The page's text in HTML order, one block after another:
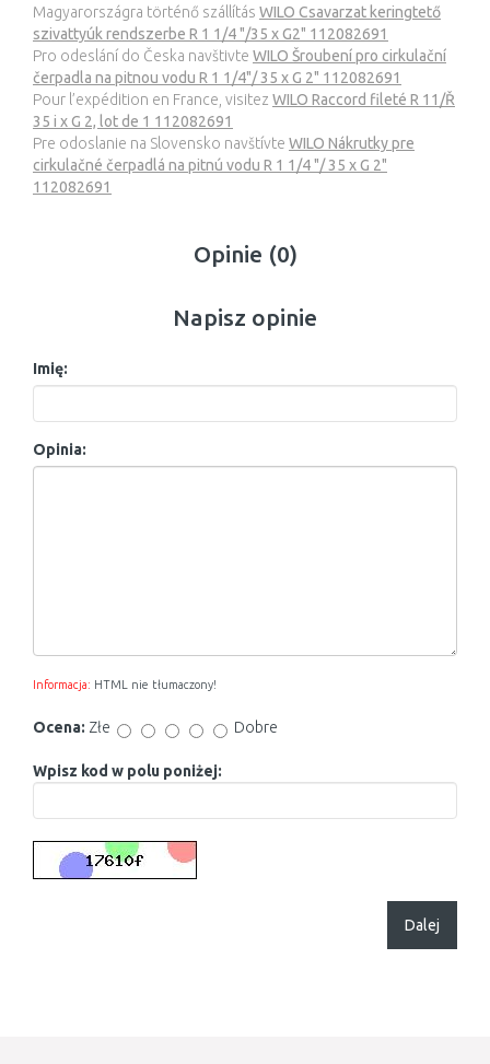
Magyarországra történő szállítás WILO Csavarzat keringtető
szivattyúk rendszerbe R 1 1/4 "/35 x G2" 112082691
Pro odeslání do Česka navštivte WILO Šroubení pro cirkulační
čerpadla na pitnou vodu R 1 1/4"/ 35 x G 2" 112082691
Pour l’expédition en France, visitez WILO Raccord fileté R 11/Ř
35 i x G 2, lot de 1 112082691
Pre odoslanie na Slovensko navštívte WILO Nákrutky pre
cirkulačné čerpadlá na pitnú vodu R 1 1/4 "/ 35 x G 2"
112082691
Opinie (0)
Napisz opinie
Imię:
Opinia:
Informacja: HTML nie tłumaczony!
Ocena: Złe Dobre
Wpisz kod w polu poniżej:
Dalej